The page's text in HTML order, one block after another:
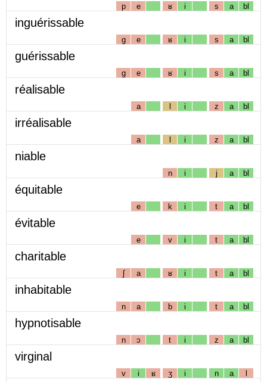
p e ʁ i s a bl
inguérissable
g e ʁ i s a bl
guérissable
g e ʁ i s a bl
réalisable
a l i z a bl
irréalisable
a l i z a bl
niable
n i j a bl
équitable
e k i t a bl
évitable
e v i t a bl
charitable
ʃ a ʁ i t a bl
inhabitable
n a b i t a bl
hypnotisable
n ɔ t i z a bl
virginal
v i ʁ ʒ i n a l